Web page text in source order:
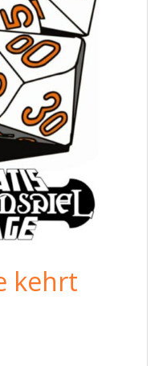
kehrt